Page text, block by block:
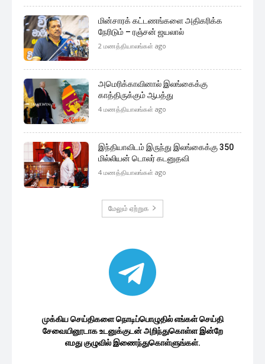
மின்சாரக் கட்டணங்களை அதிகரிக்க
நேரிடும் – ரஞ்சன் ஜயலால்
2 மணத்தியாலங்கள் ago
அமெரிக்காவினால் இலங்கைக்கு
காத்திருக்கும் ஆபத்து
4 மணத்தியாலங்கள் ago
இந்தியாவிடம் இருந்து இலங்கைக்கு 350
மில்லியன் டொலர் கடனுதவி
4 மணத்தியாலங்கள் ago
மேலும் ஏற்றுக
முக்கிய செய்திகளை நொடிப்பொழுதில் எங்கள் செய்தி
சேவையினூடாக உடனுக்குடன் அறிந்துகொள்ள இன்றே
எமது குழுவில் இணைந்துகொள்ளுங்கள்.